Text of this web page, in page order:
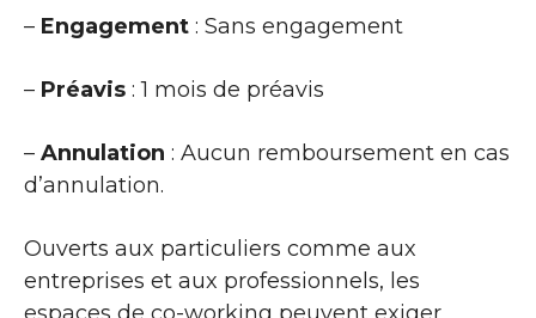
– Engagement : Sans engagement
– Préavis : 1 mois de préavis
– Annulation : Aucun remboursement en cas
d’annulation.
Ouverts aux particuliers comme aux
entreprises et aux professionnels, les